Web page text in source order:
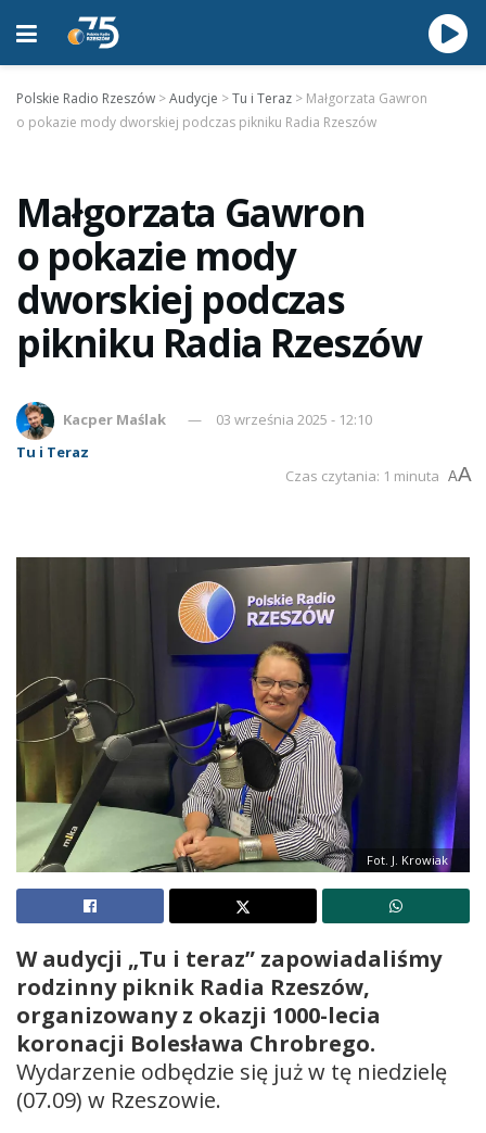
Polskie Radio Rzeszów >Audycje >Tu i Teraz > Małgorzata Gawron
o pokazie mody dworskiej podczas pikniku Radia Rzeszów
Małgorzata Gawron
o pokazie mody
dworskiej podczas
pikniku Radia Rzeszów
Kacper Maślak
03 września 2025 - 12:10
Tu i Teraz
Czas czytania: 1 minuta AA
Fot. J. Krowiak
W audycji „Tu i teraz” zapowiadaliśmy
rodzinny piknik Radia Rzeszów,
organizowany z okazji 1000-lecia
koronacji Bolesława Chrobrego.
Wydarzenie odbędzie się już w tę niedzielę
(07.09) w Rzeszowie.